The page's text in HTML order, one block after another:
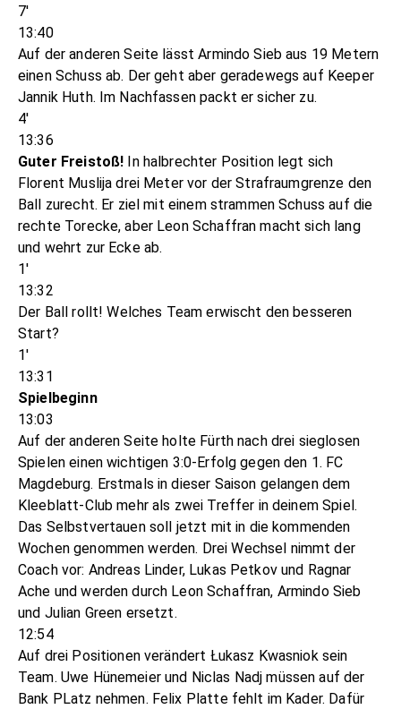
7'
13:40
Auf der anderen Seite lässt Armindo Sieb aus 19 Metern
einen Schuss ab. Der geht aber geradewegs auf Keeper
Jannik Huth. Im Nachfassen packt er sicher zu.
4'
13:36
Guter Freistoß! In halbrechter Position legt sich
Florent Muslija drei Meter vor der Strafraumgrenze den
Ball zurecht. Er ziel mit einem strammen Schuss auf die
rechte Torecke, aber Leon Schaffran macht sich lang
und wehrt zur Ecke ab.
1'
13:32
Der Ball rollt! Welches Team erwischt den besseren
Start?
1'
13:31
Spielbeginn
13:03
Auf der anderen Seite holte Fürth nach drei sieglosen
Spielen einen wichtigen 3:0-Erfolg gegen den 1. FC
Magdeburg. Erstmals in dieser Saison gelangen dem
Kleeblatt-Club mehr als zwei Treffer in deinem Spiel.
Das Selbstvertauen soll jetzt mit in die kommenden
Wochen genommen werden. Drei Wechsel nimmt der
Coach vor: Andreas Linder, Lukas Petkov und Ragnar
Ache und werden durch Leon Schaffran, Armindo Sieb
und Julian Green ersetzt.
12:54
Auf drei Positionen verändert Łukasz Kwasniok sein
Team. Uwe Hünemeier und Niclas Nadj müssen auf der
Bank PLatz nehmen. Felix Platte fehlt im Kader. Dafür